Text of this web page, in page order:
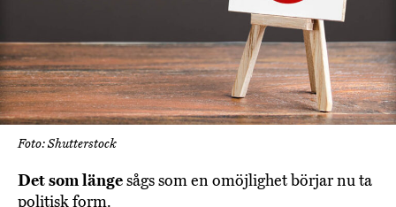
Foto: Shutterstock
Det som längesågs som en omöjlighet börjar nu ta
politisk form.